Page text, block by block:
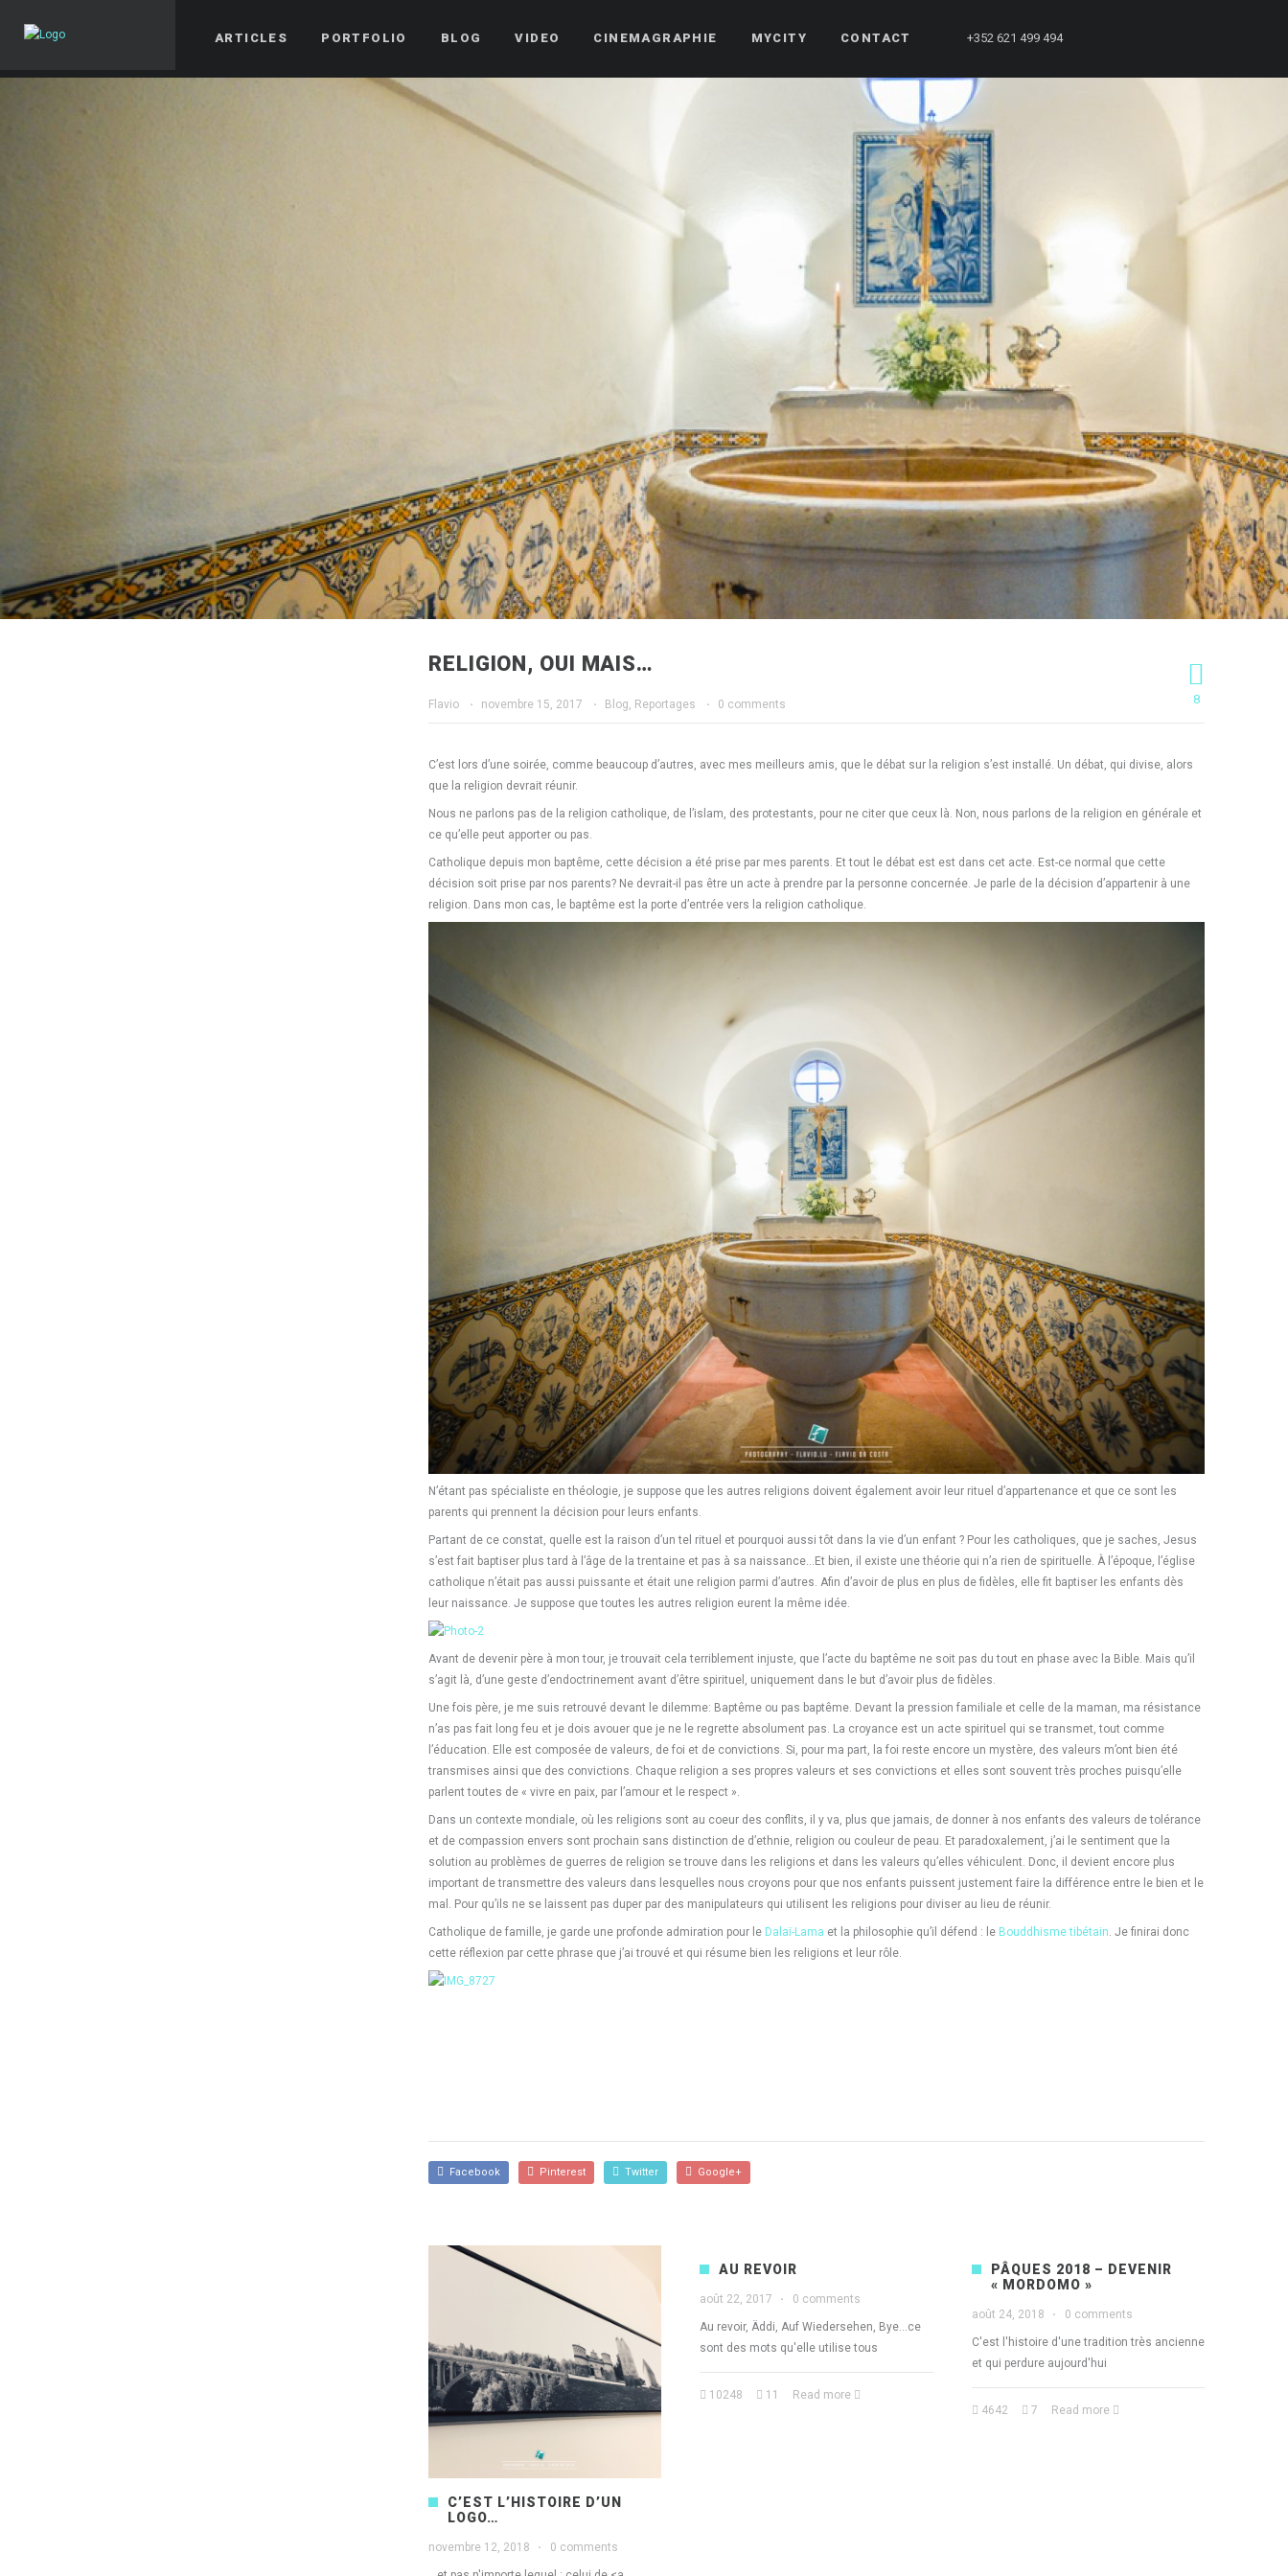
ARTICLES PORTFOLIO BLOG VIDEO CINEMAGRAPHIE MYCITY CONTACT +352 621 499 494
RELIGION, OUI MAIS…
Flavio · novembre 15, 2017 · Blog, Reportages · 0 comments 8
C’est lors d’une soirée, comme beaucoup d’autres, avec mes meilleurs amis, que le débat sur la religion s’est installé. Un débat, qui divise, alors
que la religion devrait réunir.
Nous ne parlons pas de la religion catholique, de l’islam, des protestants, pour ne citer que ceux là. Non, nous parlons de la religion en générale et
ce qu’elle peut apporter ou pas.
Catholique depuis mon baptême, cette décision a été prise par mes parents. Et tout le débat est est dans cet acte. Est-ce normal que cette
décision soit prise par nos parents? Ne devrait-il pas être un acte à prendre par la personne concernée. Je parle de la décision d’appartenir à une
religion. Dans mon cas, le baptême est la porte d’entrée vers la religion catholique.
N’étant pas spécialiste en théologie, je suppose que les autres religions doivent également avoir leur rituel d’appartenance et que ce sont les
parents qui prennent la décision pour leurs enfants.
Partant de ce constat, quelle est la raison d’un tel rituel et pourquoi aussi tôt dans la vie d’un enfant ? Pour les catholiques, que je saches, Jesus
s’est fait baptiser plus tard à l’âge de la trentaine et pas à sa naissance…Et bien, il existe une théorie qui n’a rien de spirituelle. À l’époque, l’église
catholique n’était pas aussi puissante et était une religion parmi d’autres. Afin d’avoir de plus en plus de fidèles, elle fit baptiser les enfants dès
leur naissance. Je suppose que toutes les autres religion eurent la même idée.
Avant de devenir père à mon tour, je trouvait cela terriblement injuste, que l’acte du baptême ne soit pas du tout en phase avec la Bible. Mais qu’il
s’agit là, d’une geste d’endoctrinement avant d’être spirituel, uniquement dans le but d’avoir plus de fidèles.
Une fois père, je me suis retrouvé devant le dilemme: Baptême ou pas baptême. Devant la pression familiale et celle de la maman, ma résistance
n’as pas fait long feu et je dois avouer que je ne le regrette absolument pas. La croyance est un acte spirituel qui se transmet, tout comme
l’éducation. Elle est composée de valeurs, de foi et de convictions. Si, pour ma part, la foi reste encore un mystère, des valeurs m’ont bien été
transmises ainsi que des convictions. Chaque religion a ses propres valeurs et ses convictions et elles sont souvent très proches puisqu’elle
parlent toutes de « vivre en paix, par l’amour et le respect ».
Dans un contexte mondiale, où les religions sont au coeur des conflits, il y va, plus que jamais, de donner à nos enfants des valeurs de tolérance
et de compassion envers sont prochain sans distinction de d’ethnie, religion ou couleur de peau. Et paradoxalement, j’ai le sentiment que la
solution au problèmes de guerres de religion se trouve dans les religions et dans les valeurs qu’elles véhiculent. Donc, il devient encore plus
important de transmettre des valeurs dans lesquelles nous croyons pour que nos enfants puissent justement faire la différence entre le bien et le
mal. Pour qu’ils ne se laissent pas duper par des manipulateurs qui utilisent les religions pour diviser au lieu de réunir.
Catholique de famille, je garde une profonde admiration pour le Dalaï-Lama et la philosophie qu’il défend : le Bouddhisme tibétain. Je finirai donc
cette réflexion par cette phrase que j’ai trouvé et qui résume bien les religions et leur rôle.
Facebook Pinterest Twitter Google+
C’EST L’HISTOIRE D’UN
LOGO…
novembre 12, 2018 · 0 comments
AU REVOIR
août 22, 2017 · 0 comments
Au revoir, Äddi, Auf Wiedersehen, Bye...ce
sont des mots qu'elle utilise tous
10248 11 Read more
PÂQUES 2018 – DEVENIR
« MORDOMO »
août 24, 2018 · 0 comments
C'est l'histoire d'une tradition très ancienne
et qui perdure aujourd'hui
4642 7 Read more